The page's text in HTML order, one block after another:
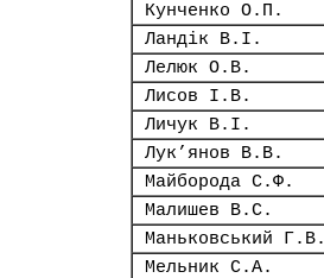
Кунченко О.П.
Ландік В.І.
Лелюк О.В.
Лисов І.В.
Личук В.І.
Лук’янов В.В.
Майборода С.Ф.
Малишев В.С.
Маньковський Г.В.
Мельник С.А.